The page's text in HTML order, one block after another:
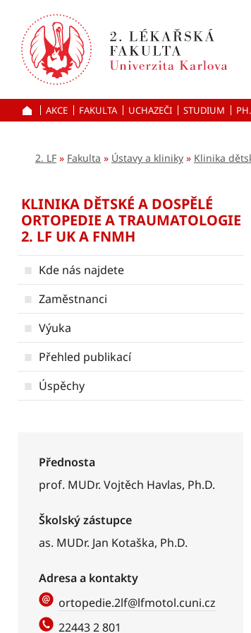
k hlavnímu
obsahu
ÚVOD
AKCE FAKULTA UCHAZEČI STUDIUM
2. LF Fakulta Ústavy a kliniky Klinika
KLINIKA DĚTSKÉ A DOSPĚLÉ
ORTOPEDIE A TRAUMATOLOGIE
2. LF UK A FNMH
Kde nás najdete
Zaměstnanci
Výuka
Přehled publikací
Úspěchy
Přednosta
prof. MUDr. Vojtěch Havlas, Ph.D.
Školský zástupce
as. MUDr. Jan Kotaška, Ph.D.
Adresa a kontakty
ortopedie.2lf@lfmotol.cuni.cz
22443 2 801